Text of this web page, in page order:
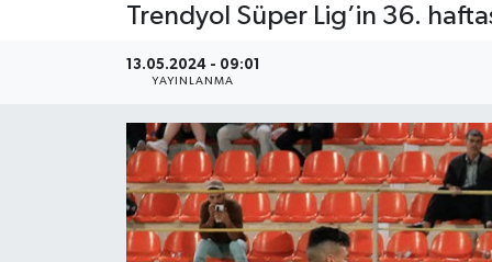
Trendyol Süper Lig’in 36.
13.05.2024 - 09:01
YAYINLANMA
Günün Manşetleri
Haber Kuşakları
Süper Lig Puan Durumu ve Fikstür
Tüm Manşetler
Son Dakika Haberleri
Haber Arşivi